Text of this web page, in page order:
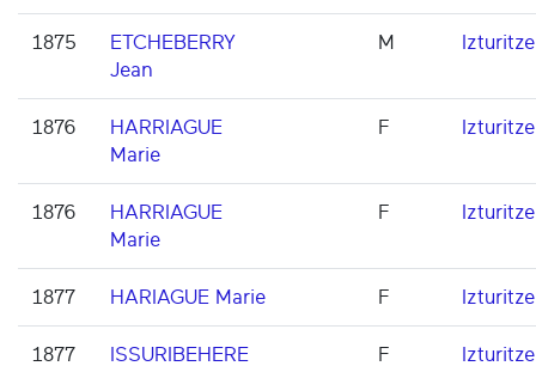
1875
ETCHEBERRY
Jean
M Izturitze
1876
HARRIAGUE
Marie
F Izturitze
1876
HARRIAGUE
Marie
F Izturitze
1877 HARIAGUE Marie F Izturitze
1877
ISSURIBEHERE
F Izturitze